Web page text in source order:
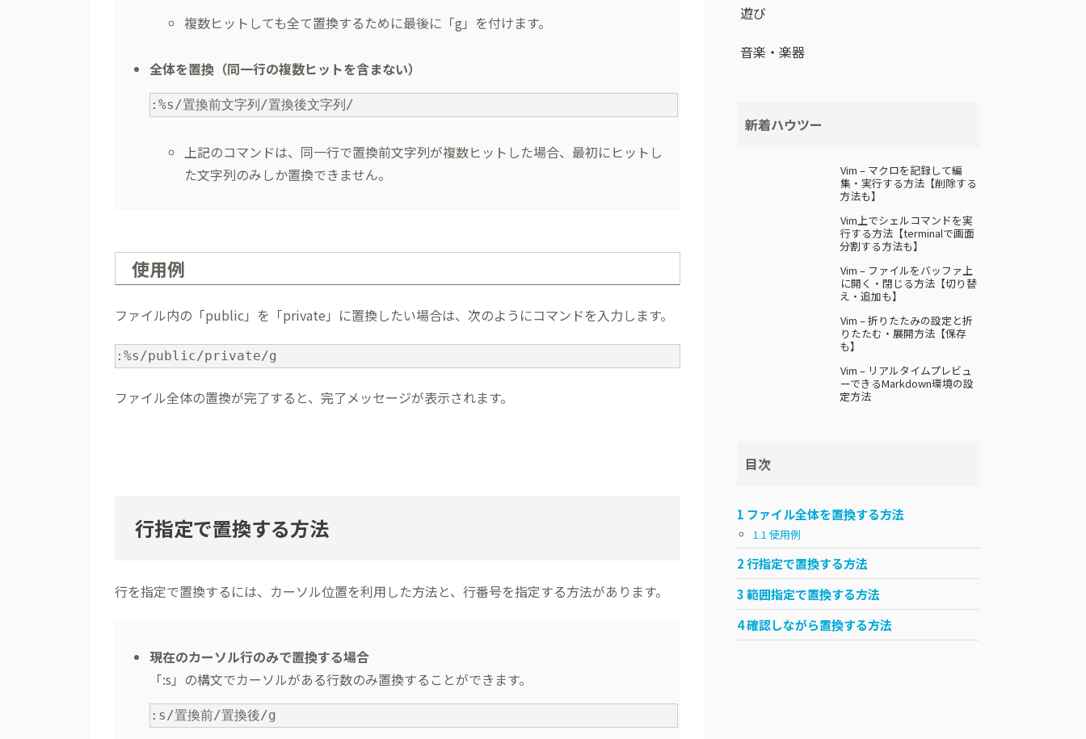
複数ヒットしても全て置換するために最後に「g」を付けます。
全体を置換（同一行の複数ヒットを含まない）
:%s/置換前文字列/置換後文字列/
上記のコマンドは、同一行で置換前文字列が複数ヒットした場合、最初にヒットし
た文字列のみしか置換できません。
使用例
ファイル内の「public」を「private」に置換したい場合は、次のようにコマンドを入力します。
:%s/public/private/g
ファイル全体の置換が完了すると、完了メッセージが表示されます。
行指定で置換する方法
行を指定で置換するには、カーソル位置を利用した方法と、行番号を指定する方法があります。
現在のカーソル行のみで置換する場合
「:s」の構文でカーソルがある行数のみ置換することができます。
:s/置換前/置換後/g
遊び
音楽・楽器
新着ハウツー
Vim – マクロを記録して編
集・実行する方法【削除する
方法も】
Vim上でシェルコマンドを実
行する方法【terminalで画面
分割する方法も】
Vim – ファイルをバッファ上
に開く・閉じる方法【切り替
え・追加も】
Vim – 折りたたみの設定と折
りたたむ・展開方法【保存
も】
Vim – リアルタイムプレビュ
ーできるMarkdown環境の設
定方法
目次
1 ファイル全体を置換する方法
1.1 使用例
2行指定で置換する方法
3範囲指定で置換する方法
4確認しながら置換する方法